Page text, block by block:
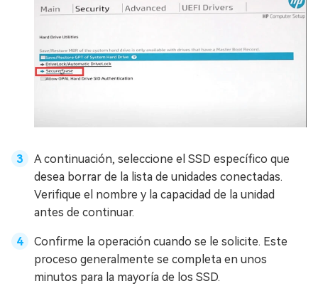
A continuación, seleccione el SSD específico que
desea borrar de la lista de unidades conectadas.
Verifique el nombre y la capacidad de la unidad
antes de continuar.
Confirme la operación cuando se le solicite. Este
proceso generalmente se completa en unos
minutos para la mayoría de los SSD.